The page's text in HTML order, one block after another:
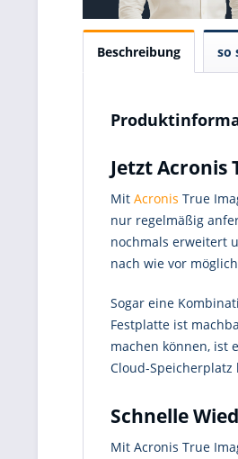
Beschreibung so
Jetzt
Mit Acronis True
nur regelmäßig
nochmals erweitert
nach wie vor
Sogar eine
Festplatte ist
machen können, ist
Cloud-
Schnelle
Mit Acronis True